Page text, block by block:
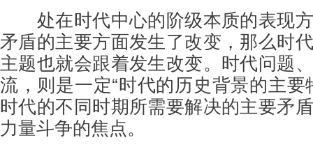
处在时代中心的阶级本质的表现
矛盾的主要方面发生了改变，那么时
主题也就会跟着发生改变。时代问题
流，则是一定“时代的历史背景的主要
时代的不同时期所需要解决的主要矛
力量斗争的焦点。